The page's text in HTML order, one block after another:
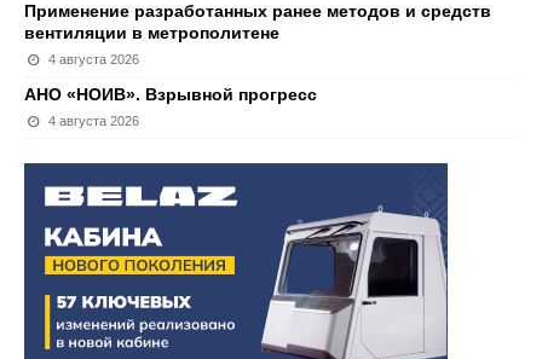
Применение разработанных ранее методов и средств
вентиляции в метрополитене
4 августа 2026
АНО «НОИВ». Взрывной прогресс
4 августа 2026